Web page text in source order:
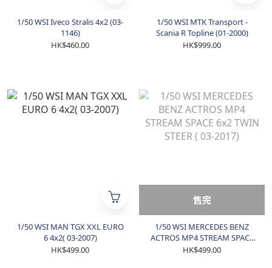
1/50 WSI Iveco Stralis 4x2 (03-
1146)
HK$460.00
1/50 WSI MTK Transport -
Scania R Topline (01-2000)
HK$999.00
1/50 WSI MAN TGX XXL EURO
6 4x2( 03-2007)
HK$499.00
售完
1/50 WSI MERCEDES BENZ
ACTROS MP4 STREAM SPACE
6x2 TWIN STEER ( 03-2017)
HK$499.00